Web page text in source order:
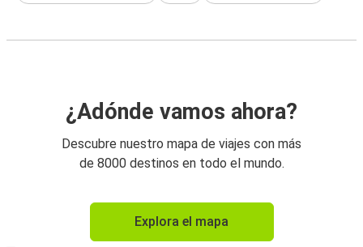
¿Adónde vamos ahora?
Descubre nuestro mapa de viajes con más
de 8000 destinos en todo el mundo.
Explora el mapa